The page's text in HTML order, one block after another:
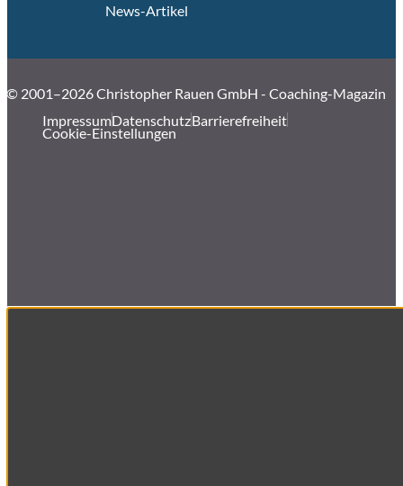
News-Artikel
© 2001–2026 Christopher Rauen GmbH - Coaching-Magazin
ImpressumDatenschutzBarrierefreiheit
Cookie-Einstellungen